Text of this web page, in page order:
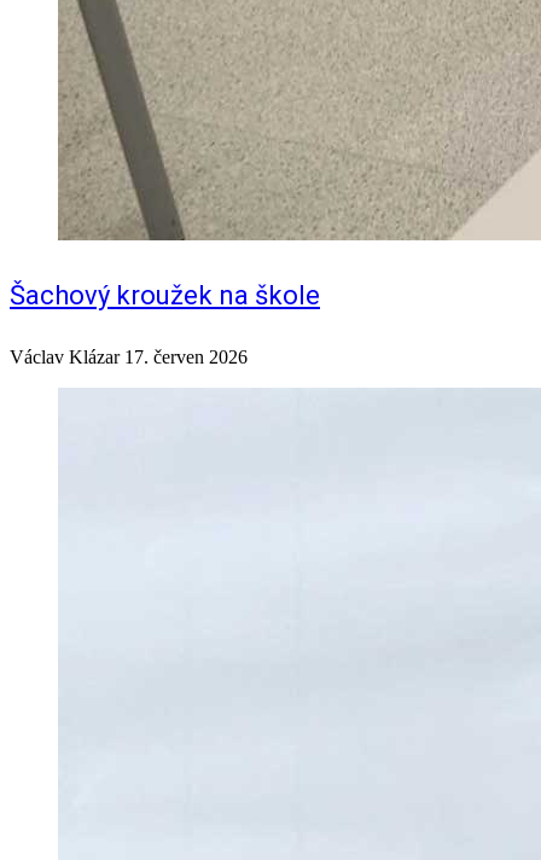
Šachový kroužek na škole
Václav Klázar 17. červen 2026